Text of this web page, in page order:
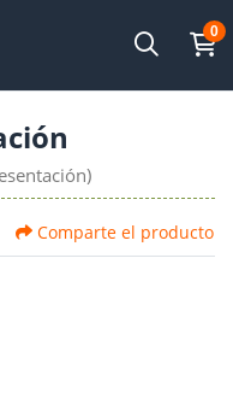
0
Comparte el producto